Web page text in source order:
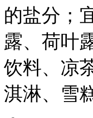
的盐分；
露、荷叶
饮料、凉
淇淋、雪